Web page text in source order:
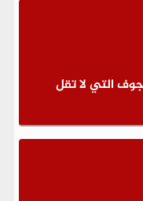
التي لا تقل